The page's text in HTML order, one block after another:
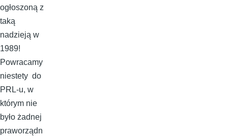
ogłoszoną z
taką
nadzieją w
1989!
Powracamy
niestety do
PRL-u, w
którym nie
było żadnej
praworządn